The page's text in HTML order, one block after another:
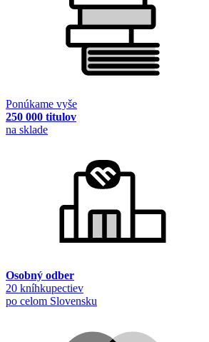
Ponúkame vyše
250 000 titulov
na sklade
Osobný odber
20 kníhkupectiev
po celom Slovensku